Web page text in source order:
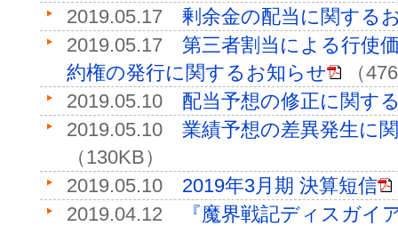
2019.05.17 剰余金の配当に関する
2019.05.17 第三者割当による行使
約権の発行に関するお知らせ
（
2019.05.10 配当予想の修正に関す
2019.05.10 業績予想の差異発生に
（130KB）
2019.05.10 2019年3月期 決算短信
2019.04.12
『魔界戦記ディスガイ